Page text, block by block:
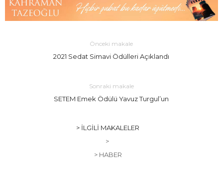
Önceki makale
2021 Sedat Simavi Ödülleri Açıklandı
Sonraki makale
SETEM Emek Ödülü Yavuz Turgul’un
> İLGILI MAKALELER
>
> HABER